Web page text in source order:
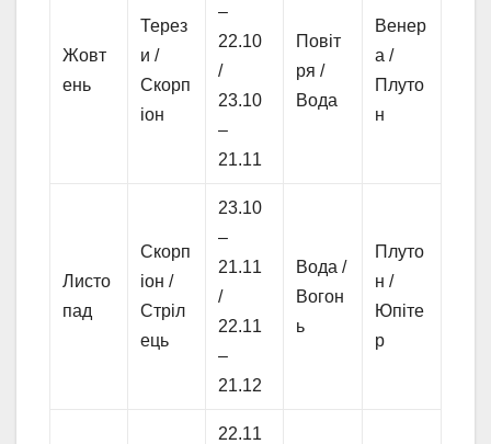
Жовт
ень
Терез
и /
Скорп
іон
–
22.10
/
23.10
–
21.11
Повіт
ря /
Вода
Венер
а /
Плуто
н
Листо
пад
Скорп
іон /
Стріл
ець
23.10
–
21.11
/
22.11
–
21.12
Вода /
Вогон
ь
Плуто
н /
Юпіте
р
22.11